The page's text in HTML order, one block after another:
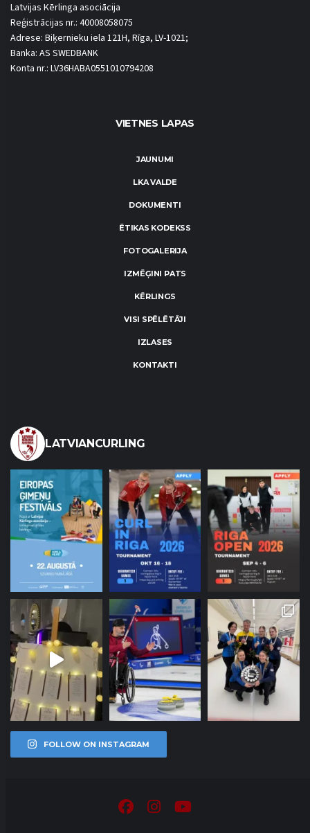
Latvijas Kērlinga asociācija
Reģistrācijas nr.: 40008058075
Adrese: Biķernieku iela 121H, Rīga, LV-1021;
Banka: AS SWEDBANK
Konta nr.: LV36HABA0551010794208
VIETNES LAPAS
JAUNUMI
LKA VALDE
DOKUMENTI
ĒTIKAS KODEKSS
FOTOGALERIJA
IZMĒĢINI PATS
KĒRLINGS
VISI SPĒLĒTĀJI
IZLASES
KONTAKTI
LATVIANCURLING
FOLLOW ON INSTAGRAM